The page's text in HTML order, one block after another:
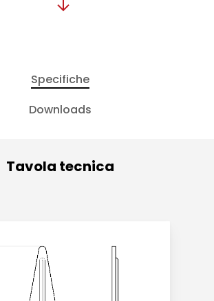
Specifiche
Downloads
Tavola tecnica